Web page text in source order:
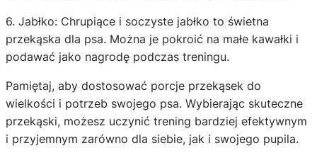
6. Jabłko: Chrupiące i soczyste jabłko to świetna
przekąska dla psa. Można je pokroić na małe kawałki i
podawać jako nagrodę podczas treningu.
Pamiętaj, aby dostosować porcje przekąsek do
wielkości i potrzeb swojego psa. Wybierając skuteczne
przekąski, możesz uczynić trening bardziej efektywnym
i przyjemnym zarówno dla siebie, jak i swojego pupila.